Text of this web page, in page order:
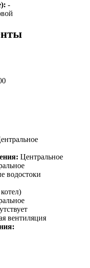
-
Центральное
водостоки
вентиляция